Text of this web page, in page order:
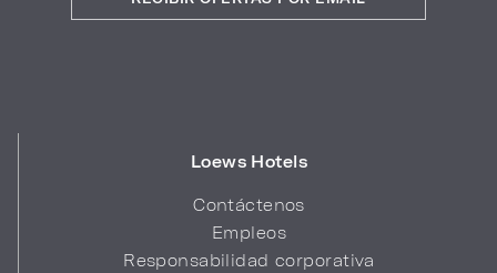
Loews Hotels
Contáctenos
Empleos
Responsabilidad corporativa